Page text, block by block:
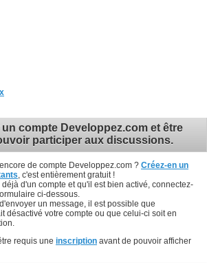
compte Developpez.com et être
participer aux discussions.
de compte Developpez.com ? Créez-en un
, c'est entièrement gratuit !
d'un compte et qu'il est bien activé, connectez-
ci-dessous.
un message, il est possible que
désactivé votre compte ou que celui-ci soit en
requis une inscription avant de pouvoir afficher